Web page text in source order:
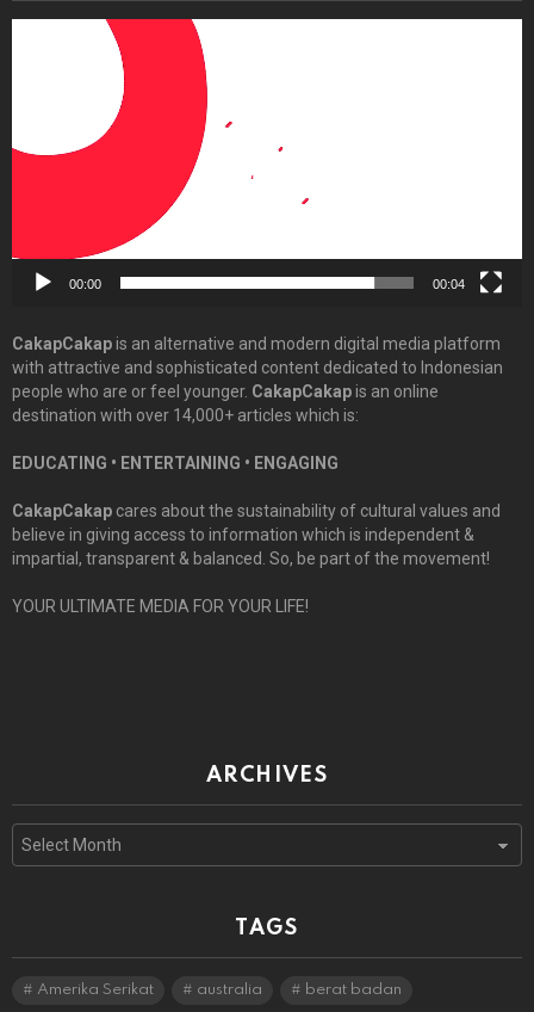
00:00 00:04
CakapCakapis an alternative and modern digital media platform
with attractive and sophisticated content dedicated to Indonesian
people who are or feel younger. CakapCakapis an online
destination with over 14,000+ articles which is:
EDUCATING • ENTERTAINING • ENGAGING
CakapCakap cares about the sustainability of cultural values and
believe in giving access to information which is independent &
impartial, transparent & balanced. So, be part of the movement!
YOUR ULTIMATE MEDIA FOR YOUR LIFE!
ARCHIVES
Archives
TAGS
Amerika Serikat australia berat badan